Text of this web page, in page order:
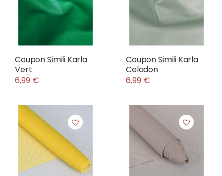
Coupon Simili Karla
Vert
6,99 €
Coupon Simili Karla
Celadon
6,99 €